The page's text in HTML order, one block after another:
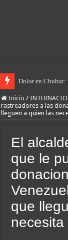
Dolor en Chubut:
Inicio /
rastreadores a las
lleguen a quien las
El
que le
que
necesita